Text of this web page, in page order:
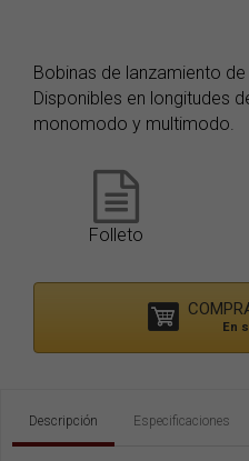
Bobinas de lanzamiento
Disponibles en longitudes
monomodo y multimodo.
Folleto
En
Descripción Especificaciones